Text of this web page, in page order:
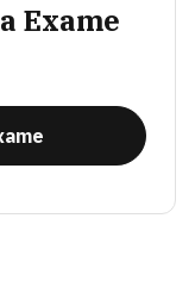
Exame